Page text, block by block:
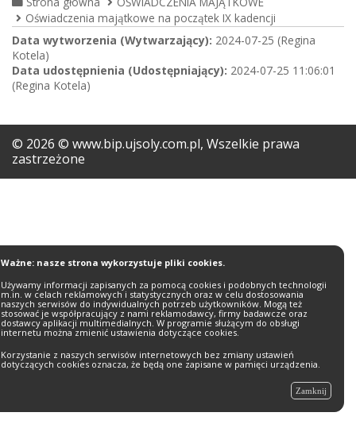
Oświadczenia majątkowe na początek IX kadencji
Data wytworzenia (Wytwarzający): 2024-07-25 (Regina
Kotela)
Data udostępnienia (Udostępniający): 2024-07-25 11:06:01
(Regina Kotela)
© 2026 © www.bip.ujsoly.com.pl, Wszelkie prawa
zastrzeżone
Ważne: nasze strona wykorzystuje pliki cookies.
Używamy informacji zapisanych za pomocą cookies i podobnych technologii
m.in. w celach reklamowych i statystycznych oraz w celu dostosowania
naszych serwisów do indywidualnych potrzeb użytkowników. Mogą też
stosować je współpracujący z nami reklamodawcy, firmy badawcze oraz
dostawcy aplikacji multimedialnych. W programie służącym do obsługi
internetu można zmienić ustawienia dotyczące cookies.
Korzystanie z naszych serwisów internetowych bez zmiany ustawień
dotyczących cookies oznacza, że będą one zapisane w pamięci urządzenia.
Zamknij